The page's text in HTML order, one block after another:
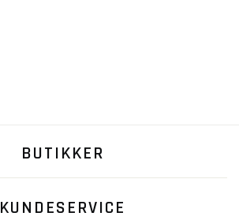
BUTIKKER
KUNDESERVICE